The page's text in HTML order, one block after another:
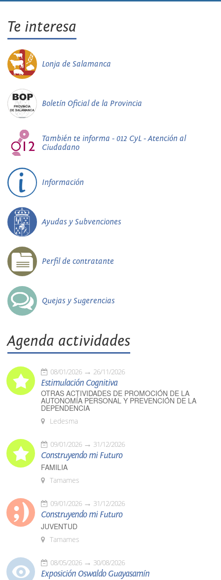
Te interesa
Lonja de Salamanca
Boletín Oficial de la Provincia
También te informa - 012 CyL - Atención al
Ciudadano
Información
Ayudas y Subvenciones
Perfil de contratante
Quejas y Sugerencias
Agenda actividades
08/01/2026 26/11/2026
Estimulación Cognitiva
OTRAS ACTIVIDADES DE PROMOCIÓN DE LA
AUTONOMÍA PERSONAL Y PREVENCIÓN DE LA
DEPENDENCIA
Ledesma
09/01/2026 31/12/2026
Construyendo mi Futuro
FAMILIA
Tamames
09/01/2026 31/12/2026
Construyendo mi Futuro
JUVENTUD
Tamames
08/05/2026 30/08/2026
Exposición Oswaldo Guayasamín